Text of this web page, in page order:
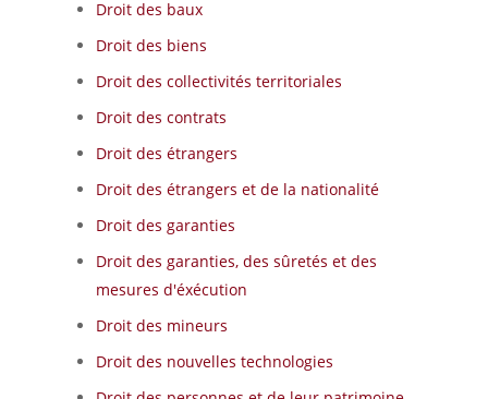
Droit des baux
Droit des biens
Droit des collectivités territoriales
Droit des contrats
Droit des étrangers
Droit des étrangers et de la nationalité
Droit des garanties
Droit des garanties, des sûretés et des
mesures d'éxécution
Droit des mineurs
Droit des nouvelles technologies